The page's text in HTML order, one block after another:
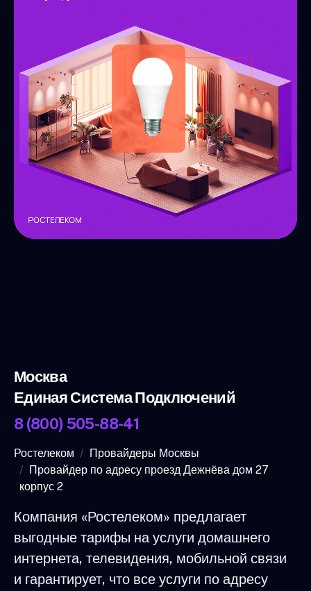
Москва
Единая Система Подключений
8 (800) 505-88-41
Ростелеком
Провайдеры Москвы
Провайдер по адресу проезд Дежнёва дом 27
корпус 2
Компания «Ростелеком» предлагает
выгодные тарифы на услуги домашнего
интернета, телевидения, мобильной связи
и гарантирует, что все услуги по адресу